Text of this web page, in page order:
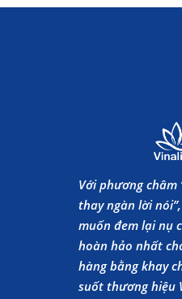
Với phương châm
thay ngàn lời
muốn đem lại nụ
hoàn hảo nhất
hàng bằng khay
suốt thương hiệu